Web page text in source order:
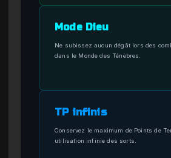
Mode Dieu
Ne subissez aucun dégât lors des
dans le Monde des Ténèbres.
TP infinis
Conservez le maximum de Points de
utilisation infinie des sorts.